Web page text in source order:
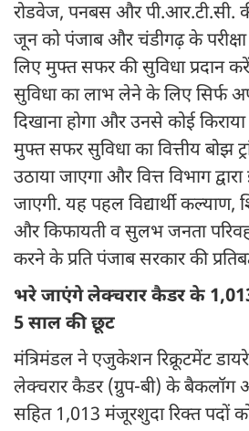
रोडवेज, पनबस और पी.आर.टी.सी.
जून को पंजाब और चंडीगढ़ के
लिए मुफ्त सफर की सुविधा प्रदान
सुविधा का लाभ लेने के लिए सिर्फ
दिखाना होगा और उनसे कोई
मुफ्त सफर सुविधा का वित्तीय बोझ
उठाया जाएगा और वित्त विभाग
जाएगी. यह पहल विद्यार्थी कल्याण,
और किफायती व सुलभ जनता
करने के प्रति पंजाब सरकार की
भरे जाएंगे लेक्चरार कैडर के
5 साल की छूट
मंत्रिमंडल ने एजुकेशन रिक्रूटमेंट
लेक्चरार कैडर (ग्रुप-बी) के बैकलॉग
सहित 1,013 मंजूरशुदा रिक्त पदों